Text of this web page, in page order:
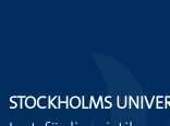
STOCKHOLMS